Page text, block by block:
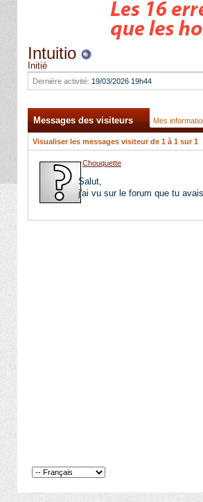
Intuitio
Initié
Dernière activité: 19/03/2026 19h44
Messages des visiteurs Mes
Visualiser les messages visiteur de 1 à 1 sur1
Chouquette
Salut,
j'ai vu sur le forum que tu